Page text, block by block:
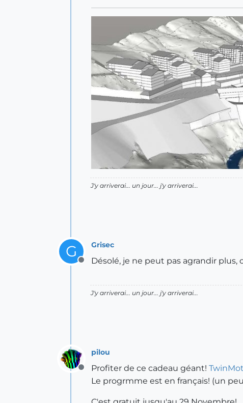
J'y arriverai... un jour... j'y arriverai...
G
Offline
Grisec
Désolé, je ne peut pas agrandir
J'y arriverai... un jour... j'y arriverai...
Offline
pilou
Profiter de ce cadeau géant!
Le progrmme est en français! (un